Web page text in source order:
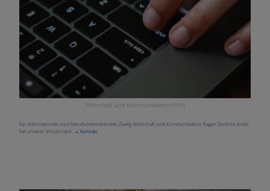
Wirtschaft und Kommunikation (WiK)
Für Informationen zum berufsorientierenden Zweig Wirtschaft und Kommunikation fragen Sie bitte direkt
bei unserer Schule nach. → Kontakt